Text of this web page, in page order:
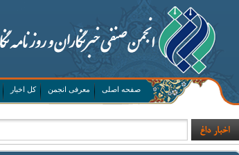
صفحه اصلی معرفی انجمن کل اخبار